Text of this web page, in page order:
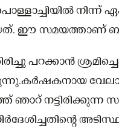
സമയത്താണ്
പറക്കാൻ
ഞാറ്